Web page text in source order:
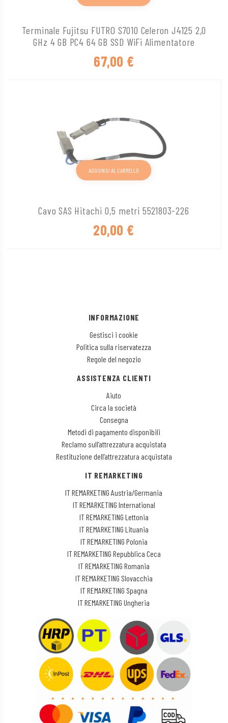
Terminale Fujitsu FUTRO S7010 Celeron J4125 2,0
GHz 4 GB PC4 64 GB SSD WiFi Alimentatore
67,00 €
Cavo SAS Hitachi 0,5 metri 5521803-226
20,00 €
AGGIUNGI AL CARRELLO
INFORMAZIONE
Gestisci i cookie
Politica sulla riservatezza
Regole del negozio
ASSISTENZA CLIENTI
Aiuto
Circa la società
Consegna
Metodi di pagamento disponibili
Reclamo sull’attrezzatura acquistata
Restituzione dell’attrezzatura acquistata
IT REMARKETING
IT REMARKETING Austria/Germania
IT REMARKETING International
IT REMARKETING Lettonia
IT REMARKETING Lituania
IT REMARKETING Polonia
IT REMARKETING Repubblica Ceca
IT REMARKETING Romania
IT REMARKETING Slovacchia
IT REMARKETING Spagna
IT REMARKETING Ungheria